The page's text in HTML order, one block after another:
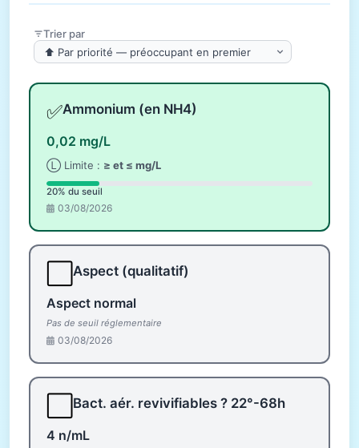
Trier par
✅Ammonium (en NH4)
0,02 mg/L
Ⓛ Limite : ≥ et ≤ mg/L
20% du seuil
03/08/2026
Aspect (qualitatif)
Aspect normal
Pas de seuil réglementaire
03/08/2026
Bact. aér. revivifiables ? 22°-68h
4 n/mL